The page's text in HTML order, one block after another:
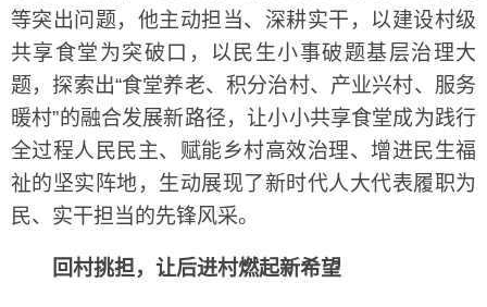
等突出问题，他主动担当、深耕实干，以建设村级
共享食堂为突破口，以民生小事破题基层治理大
题，探索出“食堂养老、积分治村、产业兴村、服务
暖村”的融合发展新路径，让小小共享食堂成为践行
全过程人民民主、赋能乡村高效治理、增进民生福
祉的坚实阵地，生动展现了新时代人大代表履职为
民、实干担当的先锋风采。
回村挑担，让后进村燃起新希望